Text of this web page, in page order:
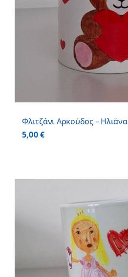
Φλιτζάνι Αρκούδος – Ηλιάνα
5,00€